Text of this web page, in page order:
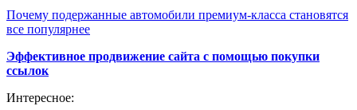
Почему подержанные автомобили премиум-класса становятся
все популярнее
Эффективное продвижение сайта с помощью покупки
ссылок
Интересное: